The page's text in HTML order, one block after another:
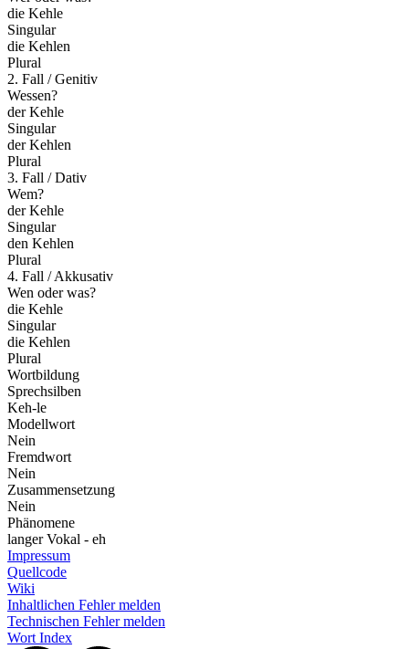
die Kehle
Singular
die Kehlen
Plural
2. Fall / Genitiv
Wessen?
der Kehle
Singular
der Kehlen
Plural
3. Fall / Dativ
Wem?
der Kehle
Singular
den Kehlen
Plural
4. Fall / Akkusativ
Wen oder was?
die Kehle
Singular
die Kehlen
Plural
Wortbildung
Sprechsilben
Keh-le
Modellwort
Nein
Fremdwort
Nein
Zusammensetzung
Nein
Phänomene
langer Vokal - eh
Impressum
Quellcode
Wiki
Inhaltlichen Fehler melden
Technischen Fehler melden
Wort Index